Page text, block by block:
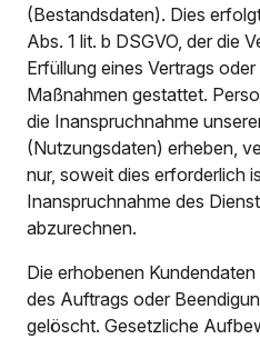
(Bestandsdaten). Dies
Abs. 1 lit. b DSGVO, der die
Erfüllung eines Vertrags
Maßnahmen gestattet.
die Inanspruchnahme
(Nutzungsdaten) erheben,
nur, soweit dies erforderlich
Inanspruchnahme des
abzurechnen.
Die erhobenen
des Auftrags oder
gelöscht. Gesetzliche